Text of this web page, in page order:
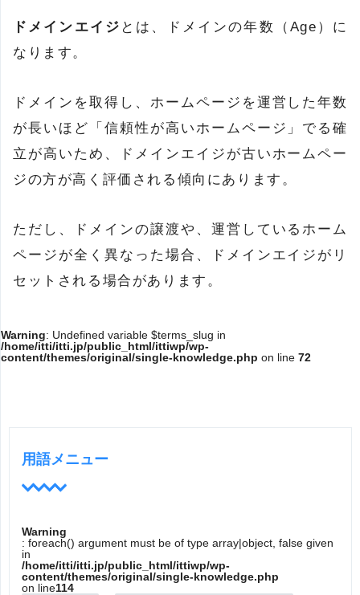
ドメインエイジ とは、ドメインの年数（Age）に
なります。
ドメインを取得し、ホームページを運営した年数
が長いほど「信頼性が高いホームページ」でる確
立が高いため、ドメインエイジが古いホームペー
ジの方が高く評価される傾向にあります。
ただし、ドメインの譲渡や、運営しているホーム
ページが全く異なった場合、ドメインエイジがリ
セットされる場合があります。
Warning: Undefined variable $terms_slug in
/home/itti/itti.jp/public_html/ittiwp/wp-
content/themes/original/single-knowledge.php on line 72
用語メニュー
Warning
: foreach() argument must be of type array|object, false given
in
/home/itti/itti.jp/public_html/ittiwp/wp-
content/themes/original/single-knowledge.php
on line114